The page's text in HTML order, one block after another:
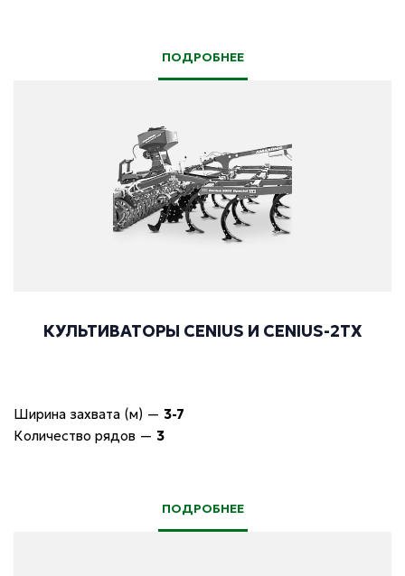
ПОДРОБНЕЕ
КУЛЬТИВАТОРЫ CENIUS И CENIUS-2TX
Ширина захвата (м) — 3-7
Количество рядов — 3
ПОДРОБНЕЕ